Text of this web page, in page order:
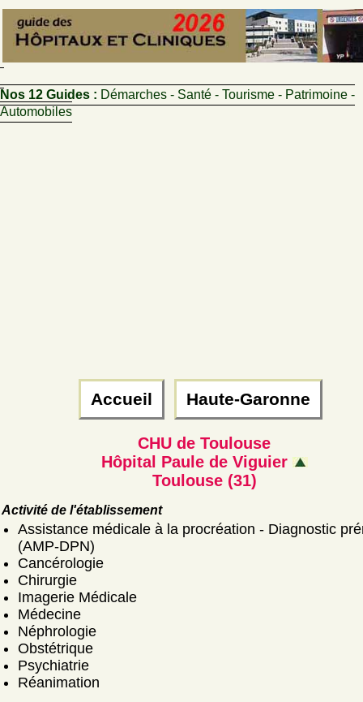
Nos 12 Guides : Démarches - Santé - Tourisme - Patrimoine -
Automobiles
Accueil Haute-Garonne
CHU de Toulouse
Hôpital Paule de Viguier
Toulouse (31)
Activité de l'établissement
Assistance médicale à la procréation - Diagnostic
(AMP-DPN)
Cancérologie
Chirurgie
Imagerie Médicale
Médecine
Néphrologie
Obstétrique
Psychiatrie
Réanimation